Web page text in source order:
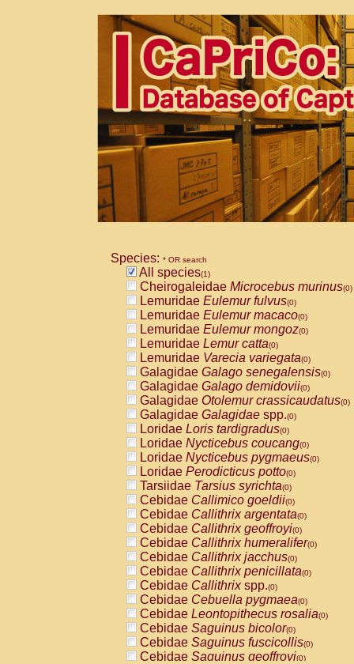
Species: * OR search
All species(1)
Cheirogaleidae Microcebus murinus(0)
Lemuridae Eulemur fulvus(0)
Lemuridae Eulemur macaco(0)
Lemuridae Eulemur mongoz(0)
Lemuridae Lemur catta(0)
Lemuridae Varecia variegata(0)
Galagidae Galago senegalensis(0)
Galagidae Galago demidovii(0)
Galagidae Otolemur crassicaudatus(0)
Galagidae Galagidae spp.(0)
Loridae Loris tardigradus(0)
Loridae Nycticebus coucang(0)
Loridae Nycticebus pygmaeus(0)
Loridae Perodicticus potto(0)
Tarsiidae Tarsius syrichta(0)
Cebidae Callimico goeldii(0)
Cebidae Callithrix argentata(0)
Cebidae Callithrix geoffroyi(0)
Cebidae Callithrix humeralifer(0)
Cebidae Callithrix jacchus(0)
Cebidae Callithrix penicillata(0)
Cebidae Callithrixspp.(0)
Cebidae Cebuella pygmaea(0)
Cebidae Leontopithecus rosalia(0)
Cebidae Saguinus bicolor(0)
Cebidae Saguinus fuscicollis(0)
Cebidae Saguinus geoffroyi(0)